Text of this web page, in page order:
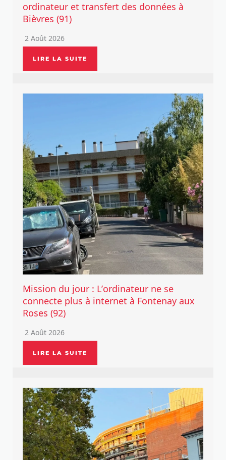
ordinateur et transfert des données à
Bièvres (91)
2 Août 2026
LIRE LA SUITE
Mission du jour : L’ordinateur ne se
connecte plus à internet à Fontenay aux
Roses (92)
2 Août 2026
LIRE LA SUITE